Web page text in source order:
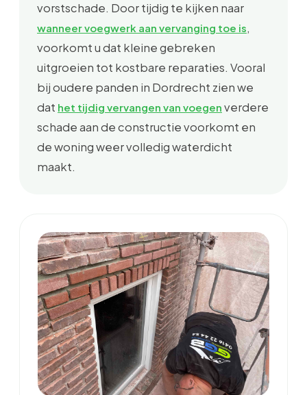
vorstschade. Door tijdig te kijken naar
wanneer voegwerk aan vervanging toe is,
voorkomt u dat kleine gebreken
uitgroeien tot kostbare reparaties. Vooral
bij oudere panden in Dordrecht zien we
dat het tijdig vervangen van voegen verdere
schade aan de constructie voorkomt en
de woning weer volledig waterdicht
maakt.